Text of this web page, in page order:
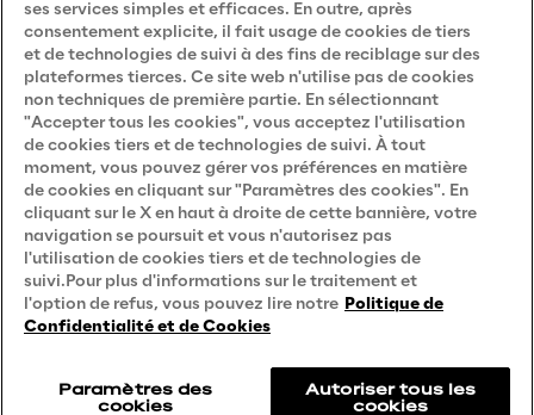
Privacy Notice(Fournisseur)
Privacy Notice(Marketing)
Accessibility Statement
Careers
Contacts
ses services simples et efficaces. En outre, après
consentement explicite, il fait usage de cookies de tiers
et de technologies de suivi à des fins de reciblage sur des
plateformes tierces. Ce site web n'utilise pas de cookies
non techniques de première partie. En sélectionnant
"Accepter tous les cookies", vous acceptez l'utilisation
de cookies tiers et de technologies de suivi. À tout
moment, vous pouvez gérer vos préférences en matière
de cookies en cliquant sur "Paramètres des cookies". En
cliquant sur le X en haut à droite de cette bannière, votre
navigation se poursuit et vous n'autorisez pas
l'utilisation de cookies tiers et de technologies de
suivi.Pour plus d'informations sur le traitement et
l'option de refus, vous pouvez lire notre Politique de
Confidentialité et de Cookies
Paramètres des
cookies
Autoriser tous les
cookies